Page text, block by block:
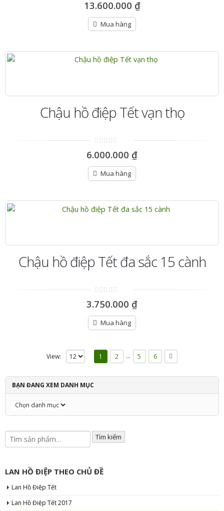
out
5
13.600.000 ₫
Mua hàng
Chậu hồ điệp Tết vạn thọ
0
out
5
6.000.000 ₫
Mua hàng
Chậu hồ điệp Tết đa sắc 15 cành
0
out
5
3.750.000 ₫
Mua hàng
View: 1 2 … 5 6
BẠN ĐANG XEM DANH MỤC
Tìm kiếm
LAN HỒ ĐIỆP THEO CHỦ ĐỀ
Lan Hồ Điệp Tết
Lan Hồ Điệp Tết 2017